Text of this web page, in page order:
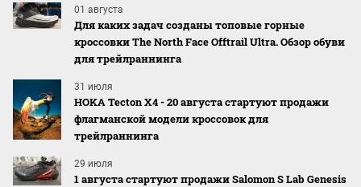
01 августа
Для каких задач созданы топовые горные
кроссовки The North Face Offtrail Ultra. Обзор обуви
для трейлраннинга
31 июля
HOKA Tecton X4 - 20 августа стартуют продажи
флагманской модели кроссовок для
трейлраннинга
29 июля
1 августа стартуют продажи Salomon S Lab Genesis